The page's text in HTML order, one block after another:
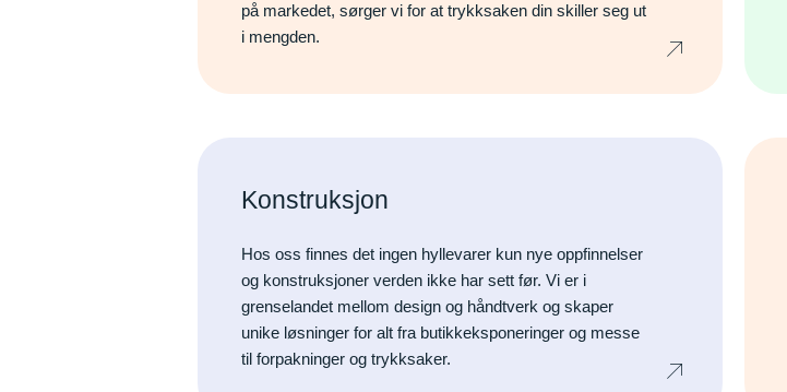
på markedet, sørger vi for at trykksaken din skiller seg ut
i mengden.
Konstruksjon
Hos oss finnes det ingen hyllevarer kun nye oppfinnelser
og konstruksjoner verden ikke har sett før. Vi er i
grenselandet mellom design og håndtverk og skaper
unike løsninger for alt fra butikkeksponeringer og messe
til forpakninger og trykksaker.